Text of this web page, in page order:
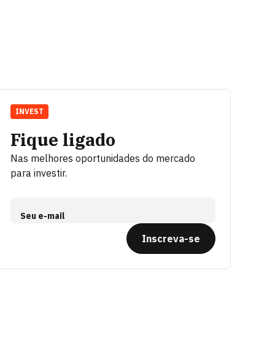
Fique ligado
Nas melhores oportunidades do mercado
para investir.
Seu e-mail
Inscreva-se
INVEST